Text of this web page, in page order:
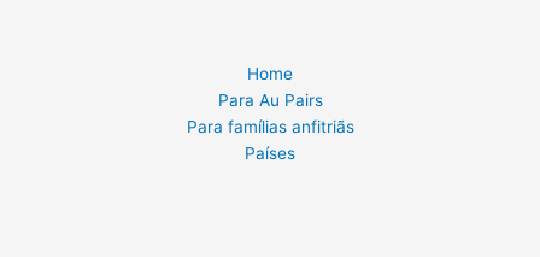
Home
Para Au Pairs
Para famílias anfitriãs
Países